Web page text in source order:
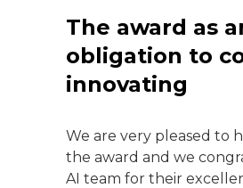
The award as
obligation to
innovating
We are very pleased to
the award and we
AI team for their